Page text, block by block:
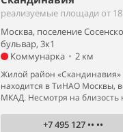
реализуемые площади от
Москва, поселение
бульвар, 3к1
Коммунарка • 2 км
Жилой район «Скандинавия»
находится в ТиНАО Москвы,
МКАД. Несмотря на близость
+7 495 127 •• ••